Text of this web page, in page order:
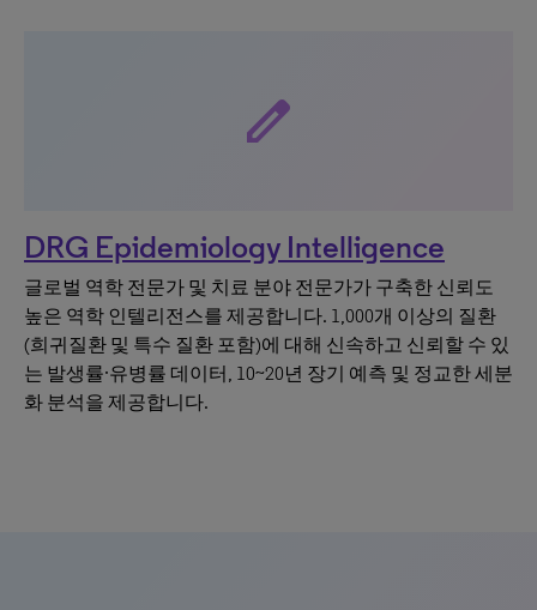
edit
DRG Epidemiology Intelligence
글로벌 역학 전문가 및 치료 분야 전문가가 구축한 신뢰도
높은 역학 인텔리전스를 제공합니다. 1,000개 이상의 질환
(희귀질환 및 특수 질환 포함)에 대해 신속하고 신뢰할 수 있
는 발생률·유병률 데이터, 10~20년 장기 예측 및 정교한 세분
화 분석을 제공합니다.